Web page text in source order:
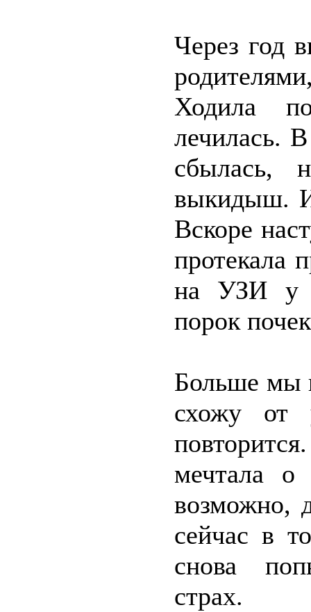
Через год
Ходила
лечилась.
сбылась,
выкидыш. И
Вскоре
протекала
на УЗИ у
порок
Больше мы
схожу от
мечтала
возможно,
сейчас в
снова
страх.